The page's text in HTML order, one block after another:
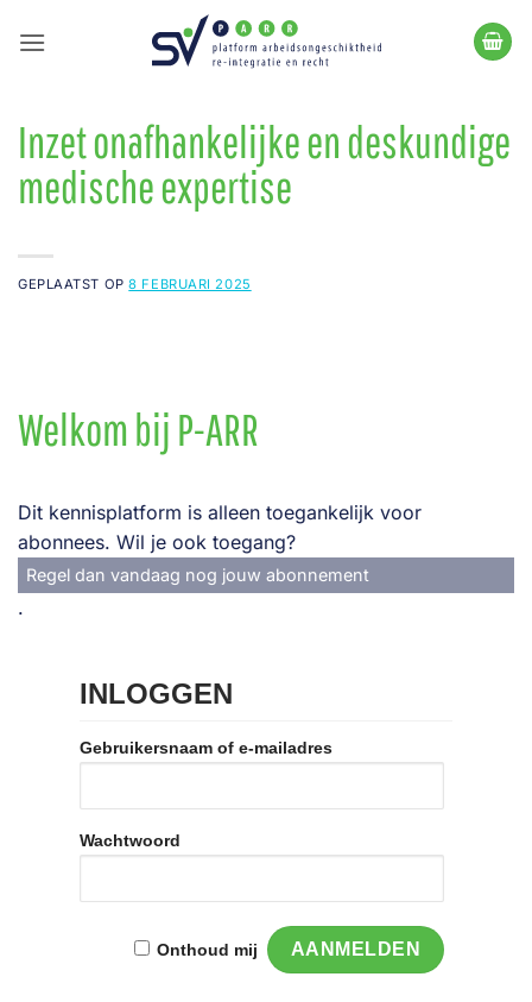
naar
Inzet onafhankelijke en deskundige
medische expertise
GEPLAATST OP8 FEBRUARI 2025
Welkom bij P-ARR
Dit kennisplatform is alleen toegankelijk voor
abonnees. Wil je ook toegang?
Regel dan vandaag nog jouw abonnement
.
INLOGGEN
Gebruikersnaam of e-mailadres
Wachtwoord
Onthoud mij